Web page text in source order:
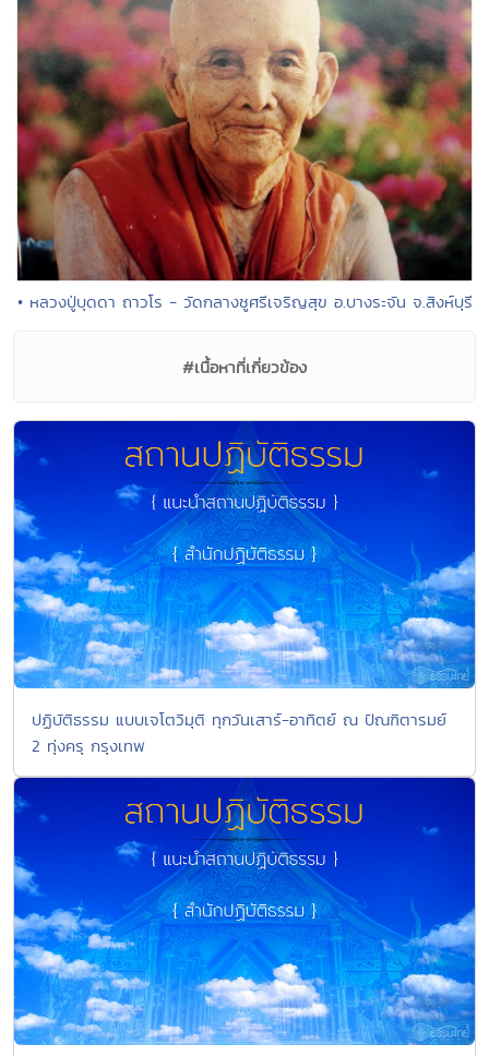
• หลวงปู่บุดดา ถาวโร - วัดกลางชูศรีเจริญสุข อ.บางระจัน จ.สิงห์บุรี
#เนื้อหาที่เกี่ยวข้อง
ปฏิบัติธรรม แบบเจโตวิมุติ ทุกวันเสาร์-อาทิตย์ ณ ปัณฑิตารมย์
2 ทุ่งครุ กรุงเทพ